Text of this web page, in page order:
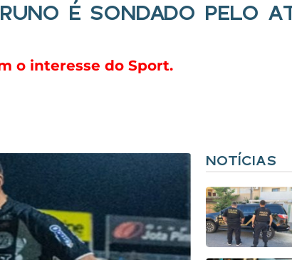
É SONDADO PELO
o interesse do Sport.
NOTÍCIAS